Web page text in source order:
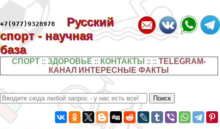
+7(977)9328978
Русский
спорт - научная
база
СПОРТ ::ЗДОРОВЬЕ :: КОНТАКТЫ :: ::TELEGRAM-
КАНАЛ ИНТЕРЕСНЫЕ ФАКТЫ